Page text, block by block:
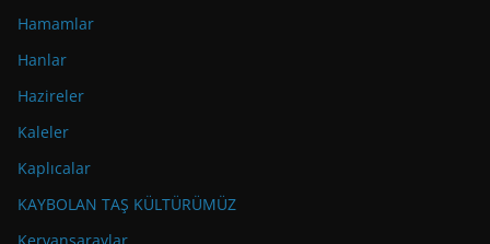
Hamamlar
Hanlar
Hazireler
Kaleler
Kaplıcalar
KAYBOLAN TAŞ KÜLTÜRÜMÜZ
Kervansaraylar